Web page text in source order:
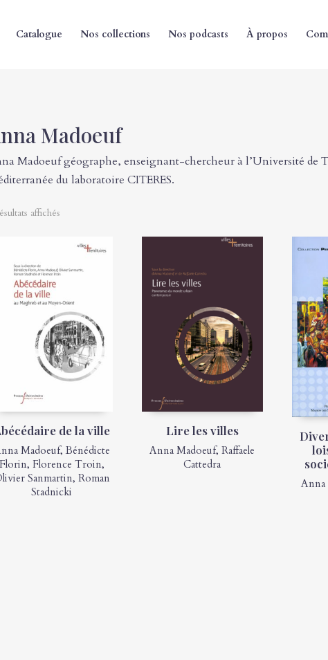
Catalogue Nos collections Nos podcasts À propos
Madoeuf
Madoeuf géographe, enseignant-chercheur à l’Université de
du laboratoire CITERES.
affichés
de la ville
Madoeuf, Bénédicte
Florin, Florence Troin,
Sanmartin, Roman
Stadnicki
Lire les villes
Anna Madoeuf,Raffaele
Cattedra
Anna